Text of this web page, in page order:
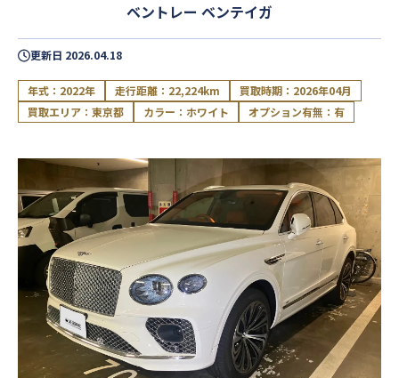
閉じる
ベントレー ベンテイガ
更新日 2026.04.18
年式：2022年 走行距離：22,224km
買取時期：2026年04月
買取エリア：東京都
カラー：ホワイト オプション有無：有